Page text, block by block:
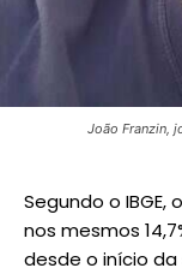
João Franzin,
Segundo o
nos mesmos
desde o início da